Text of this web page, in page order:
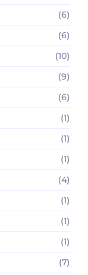
(6)
(6)
(10)
(9)
(6)
(1)
(1)
(1)
(4)
(1)
(1)
(1)
(7)